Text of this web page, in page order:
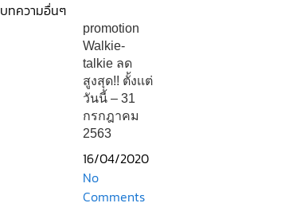
บทความอื่นๆ
promotion
Walkie-
talkie ลด
สูงสุด!! ตั้งเเต่
วันนี้ – 31
กรกฎาคม
2563
16/04/2020
No
Comments